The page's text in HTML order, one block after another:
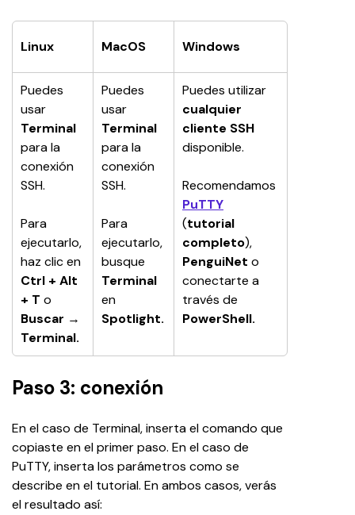
Linux MacOS Windows
Puedes
usar
Terminal
para la
conexión
SSH.
Para
ejecutarlo,
haz clic en
Ctrl + Alt
+ T o
Buscar →
Terminal.
Puedes
usar
Terminal
para la
conexión
SSH.
Para
ejecutarlo,
busque
Terminal
en
Spotlight.
Puedes utilizar
cualquier
cliente SSH
disponible.
Recomendamos
PuTTY
(tutorial
completo),
PenguiNet o
conectarte a
través de
PowerShell.
Paso 3: conexión
En el caso de Terminal, inserta el comando que
copiaste en el primer paso. En el caso de
PuTTY, inserta los parámetros como se
describe en el tutorial. En ambos casos, verás
el resultado así: